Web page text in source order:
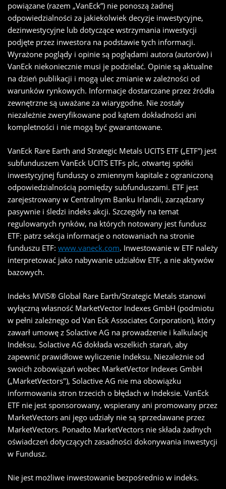
powiązane (razem „VanEck”) nie ponoszą żadnej
odpowiedzialności za jakiekolwiek decyzje inwestycyjne,
dezinwestycyjne lub dotyczące wstrzymania inwestycji
podjęte przez inwestora na podstawie tych informacji.
Wyrażone poglądy i opinie są poglądami autora (autorów) i
VanEck niekoniecznie musi je podzielać. Opinie są aktualne
na dzień publikacji i mogą ulec zmianie w zależności od
warunków rynkowych. Informacje dostarczane przez źródła
zewnętrzne są uważane za wiarygodne. Nie zostały
niezależnie zweryfikowane pod kątem dokładności ani
kompletności i nie mogą być gwarantowane.
VanEck Rare Earth and Strategic Metals UCITS ETF („ETF”) jest
subfunduszem VanEck UCITS ETFs plc, otwartej spółki
inwestycyjnej funduszy o zmiennym kapitale z ograniczoną
odpowiedzialnością pomiędzy subfunduszami. ETF jest
zarejestrowany w Centralnym Banku Irlandii, zarządzany
pasywnie i śledzi indeks akcji. Szczegóły na temat
regulowanych rynków, na których notowany jest fundusz
ETF: patrz sekcja informacje o notowaniach na stronie
funduszu ETF: www.vaneck.com. Inwestowanie w ETF należy
interpretować jako nabywanie udziałów ETF, a nie aktywów
bazowych.
Indeks MVIS® Global Rare Earth/Strategic Metals stanowi
wyłączną własność MarketVector Indexes GmbH (podmiotu
w pełni zależnego od Van Eck Associates Corporation), który
zawarł umowę z Solactive AG na prowadzenie i kalkulację
Indeksu. Solactive AG dokłada wszelkich starań, aby
zapewnić prawidłowe wyliczenie Indeksu. Niezależnie od
swoich zobowiązań wobec MarketVector Indexes GmbH
(„MarketVectors"), Solactive AG nie ma obowiązku
informowania stron trzecich o błędach w Indeksie. VanEck
ETF nie jest sponsorowany, wspierany ani promowany przez
MarketVectors ani jego udziały nie są sprzedawane przez
MarketVectors. Ponadto MarketVectors nie składa żadnych
oświadczeń dotyczących zasadności dokonywania inwestycji
w Fundusz.
Nie jest możliwe inwestowanie bezpośrednio w indeks.